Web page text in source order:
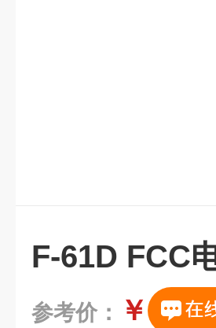
F-61D FCC
参考价： ￥